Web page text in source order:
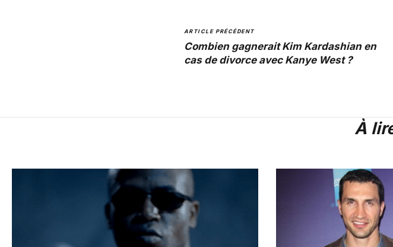
ARTICLE PRÉCÉDENT
Combien gagnerait Kim Kardashian en
cas de divorce avec Kanye West ?
À